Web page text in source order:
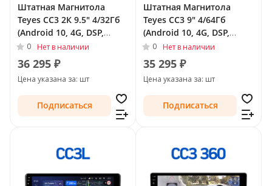
Штатная Магнитола
Teyes CC3 2К 9.5" 4/32Гб
(Android 10, 4G, DSP,
QLed) для SsangYong
Actyon I (C100) 2005 - 2010
0 Нет в наличии
36 295 ₽
Цена указана за: шт
Подписаться
Штатная Магнитола
Teyes CC3 9" 4/64Гб
(Android 10, 4G, DSP,
QLed) для SsangYong
Actyon I (C100) 2005 - 2010
0 Нет в наличии
35 295 ₽
Цена указана за: шт
Подписаться